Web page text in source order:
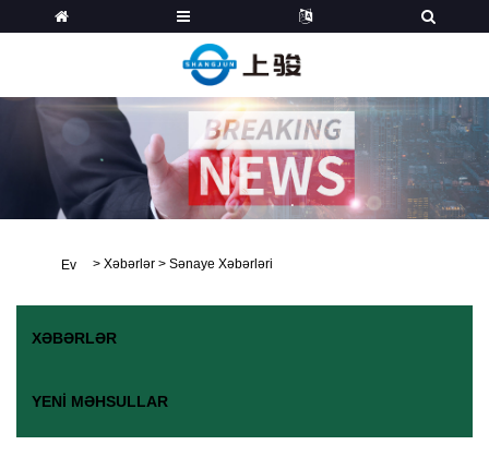
Ev > Xəbərlər > Sənaye Xəbərləri
XƏBƏRLƏR
YENI MƏHSULLAR